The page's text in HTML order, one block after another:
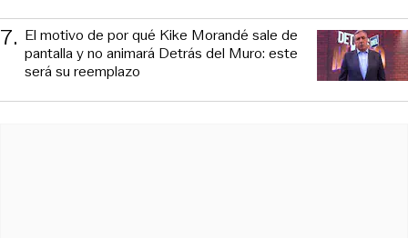
7. El motivo de por qué Kike Morandé sale de
pantalla y no animará Detrás del Muro: este
será su reemplazo